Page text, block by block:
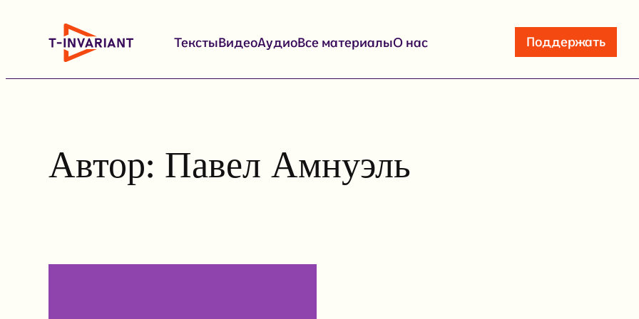
содержимому
ТекстыВидеоАудиоВсе материалыО нас Поддержать
Автор: Павел Амнуэль